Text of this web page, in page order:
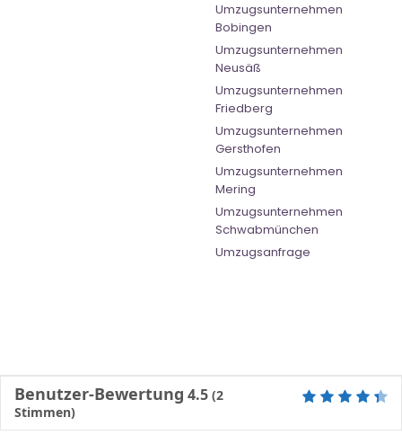
Umzugsunternehmen
Bobingen
Umzugsunternehmen
Neusäß
Umzugsunternehmen
Friedberg
Umzugsunternehmen
Gersthofen
Umzugsunternehmen
Mering
Umzugsunternehmen
Schwabmünchen
Umzugsanfrage
Benutzer-Bewertung 4.5 (2
Stimmen)